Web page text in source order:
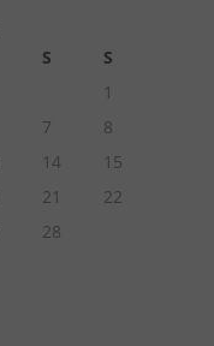
S
S
1
7
8
14
15
21
22
28